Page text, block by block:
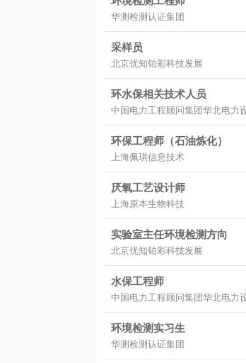
华测检测认证集团
采样员
北京优知铂彩科技发展
环水保相关技术人员
中国电力工程顾问集团华北电力
环保工程师（石油炼化）
上海佩琪信息技术
厌氧工艺设计师
上海原本生物科技
实验室主任环境检测方向
北京优知铂彩科技发展
水保工程师
中国电力工程顾问集团华北电力
环境检测实习生
华测检测认证集团